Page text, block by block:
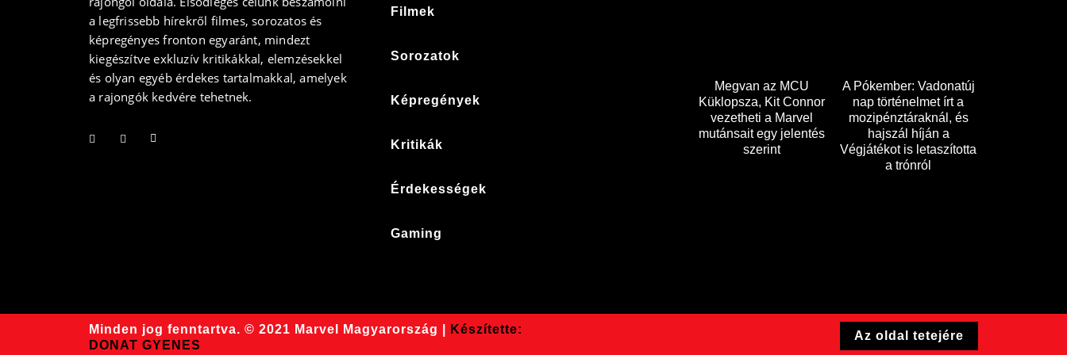
a legfrissebb hírekről filmes, sorozatos és
képregényes fronton egyaránt, mindezt
kiegészítve exkluzív kritikákkal, elemzésekkel
és olyan egyéb érdekes tartalmakkal, amelyek
a rajongók kedvére tehetnek.
Filmek
Sorozatok
Képregények
Kritikák
Érdekességek
Gaming
Megvan az MCU
Küklopsza, Kit Connor
vezetheti a Marvel
mutánsait egy jelentés
szerint
A Pókember: Vadonatúj
nap történelmet írt a
mozipénztáraknál, és
hajszál híján a
Végjátékot is letaszította
a trónról
Minden jog fenntartva. © 2021 Marvel Magyarország |
Készítette:
DONAT GYENES
Az oldal tetejére